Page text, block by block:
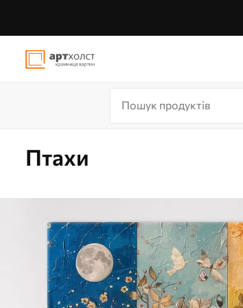
Птахи